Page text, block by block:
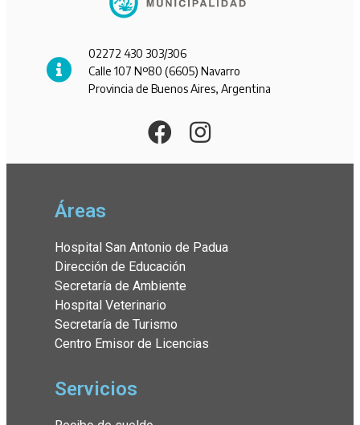
02272 430 303/306
Calle 107 Nº80 (6605) Navarro
Provincia de Buenos Aires, Argentina
Áreas
Hospital San Antonio de Padua
Dirección de Educación
Secretaría de Ambiente
Hospital Veterinario
Secretaría de Turismo
Centro Emisor de Licencias
Servicios